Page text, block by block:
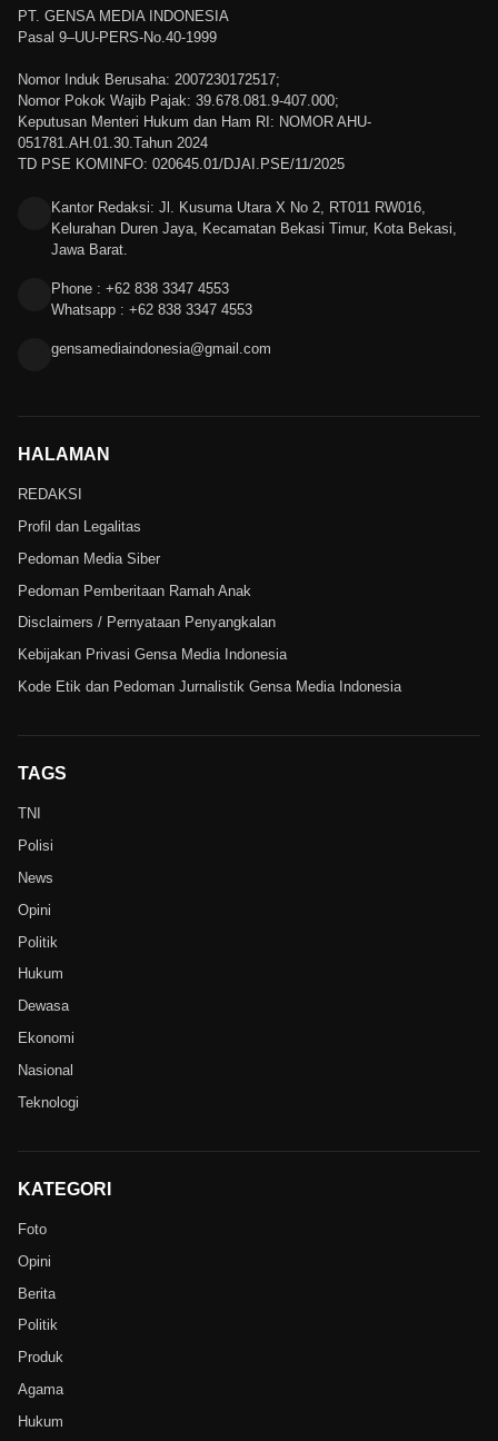
PT. GENSA MEDIA INDONESIA
Pasal 9–UU-PERS-No.40-1999
Nomor Induk Berusaha: 2007230172517;
Nomor Pokok Wajib Pajak: 39.678.081.9-407.000;
Keputusan Menteri Hukum dan Ham RI: NOMOR AHU-
051781.AH.01.30.Tahun 2024
TD PSE KOMINFO: 020645.01/DJAI.PSE/11/2025
Kantor Redaksi: Jl. Kusuma Utara X No 2, RT011 RW016,
Kelurahan Duren Jaya, Kecamatan Bekasi Timur, Kota Bekasi,
Jawa Barat.
Phone : +62 838 3347 4553
Whatsapp : +62 838 3347 4553
gensamediaindonesia@gmail.com
HALAMAN
REDAKSI
Profil dan Legalitas
Pedoman Media Siber
Pedoman Pemberitaan Ramah Anak
Disclaimers / Pernyataan Penyangkalan
Kebijakan Privasi Gensa Media Indonesia
Kode Etik dan Pedoman Jurnalistik Gensa Media Indonesia
TAGS
TNI
Polisi
News
Opini
Politik
Hukum
Dewasa
Ekonomi
Nasional
Teknologi
KATEGORI
Foto
Opini
Berita
Politik
Produk
Agama
Hukum